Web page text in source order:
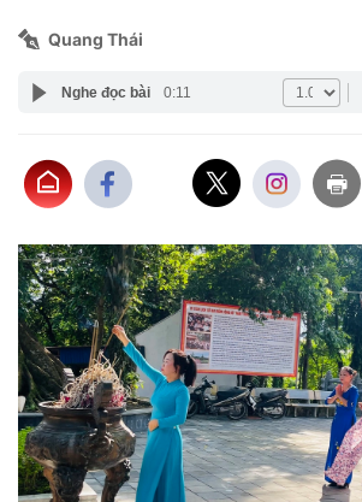
Quang Thái
Nghe đọc bài 0:11